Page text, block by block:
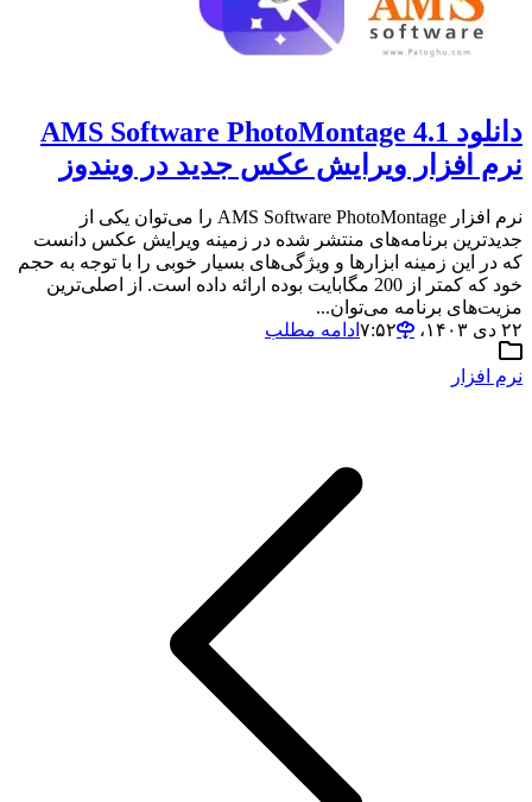
دانلود AMS Software PhotoMontage 4.1
نرم افزار ویرایش عکس جدید در ویندوز
نرم افزار AMS Software PhotoMontage را می‌توان یکی از
جدیدترین برنامه‌های منتشر شده در زمینه ویرایش عکس دانست
که در این زمینه ابزارها و ویژگی‌های بسیار خوبی را با توجه به حجم
خود که کمتر از 200 مگابایت بوده ارائه داده است. از اصلی‌ترین
مزیت‌های برنامه می‌توان...
۲۲ دی ۱۴۰۳،‏ ۷:۵۲
ادامه مطلب
نرم افزار